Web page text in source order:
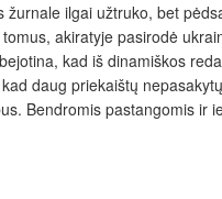
ilgai užtruko, bet
akiratyje pasirodė
kad iš dinamiškos
daug priekaištų
Bendromis pastangomis ir